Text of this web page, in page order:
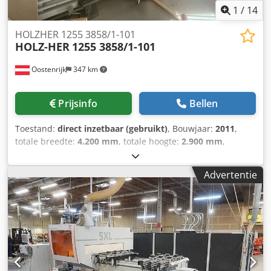
1 / 14
Oostenrijk 347 km
HOLZHER 1255 3858/1-101
HOLZ-HER 1255 3858/1-101
Prijsinfo Bellen
Toestand: direct inzetbaar (gebruikt), Bouwjaar: 2011,
totale breedte: 4.200 mm, totale hoogte: 2.900 mm,
, Paneelzaag geproduceerd in 2011.
Deze HOLZHER 1255 3858/1-101 heeft een maximale
zaaglengte van 3.300 mm en een zaaghoogte van 2.200
mm, voor veelzijdige zaagmogelijkheden. Met een
krachtige 4,0 kW zaagmotor en geïntegreerd
besturingssysteem zorgt hij voor precisie en efficiëntie.
Overweeg de mogelijkheid om deze HOLZHER 1255 3858/1-
101 paneelzaag te kopen. Neem contact met ons op voor
meer informatie. • Zaagcapaciteit: horizontaal 3.300 mm;
verticaal 2.200 mm; zaagdiepte 60 mm • Vermogen
Advertentie